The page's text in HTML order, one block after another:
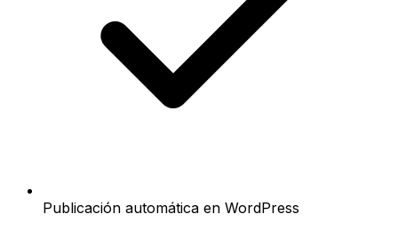
Publicación automática en WordPress